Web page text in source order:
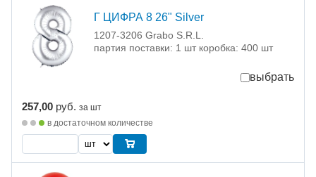
Г ЦИФРА 8 26" Silver
1207-3206 Grabo S.R.L.
партия поставки: 1 шт коробка: 400 шт
выбрать
257,00 руб. за шт
в достаточном количестве